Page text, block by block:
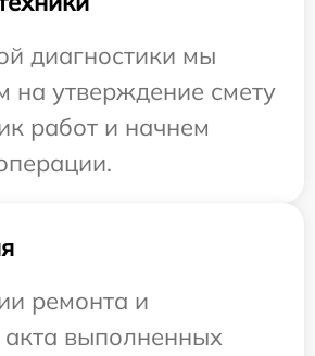
диагностики мы
на утверждение смету
работ и начнем
ремонта и
выполненных